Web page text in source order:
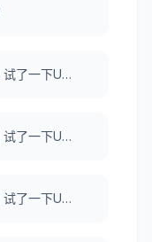
在国外怎么解除国内视频版权限制 试了一下UNBLOCKCN，真好用。
在国外怎么解除国内视频版权限制 试了一下UNBLOCKCN，真好用。
在国外怎么解除国内视频版权限制 试了一下UNBLOCKCN，真好用。